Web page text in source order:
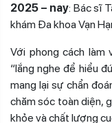
2025 – nay: Bác sĩ
khám Đa khoa Vạn
Với phong cách làm
“lắng nghe để hiểu
mang lại sự chẩn
chăm sóc toàn diện,
khỏe và chất lượng